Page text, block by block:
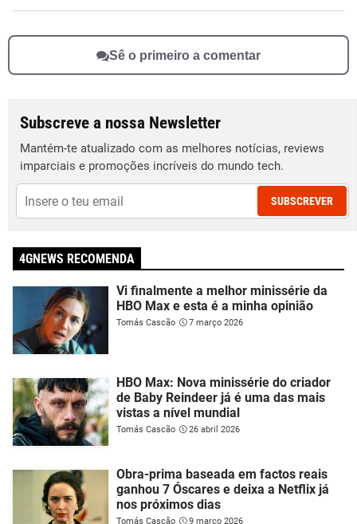
Sê o primeiro a comentar
Subscreve a nossa Newsletter
Mantém-te atualizado com as melhores notícias, reviews
imparciais e promoções incríveis do mundo tech.
SUBSCREVER
4GNEWS RECOMENDA
Vi finalmente a melhor minissérie da
HBO Max e esta é a minha opinião
Tomás Cascão 7 março 2026
HBO Max: Nova minissérie do criador
de Baby Reindeer já é uma das mais
vistas a nível mundial
Tomás Cascão 26 abril 2026
Obra-prima baseada em factos reais
ganhou 7 Óscares e deixa a Netflix já
nos próximos dias
Tomás Cascão 9 março 2026